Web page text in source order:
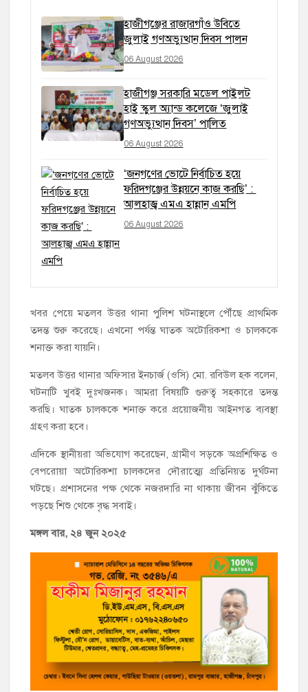
হাজীগঞ্জের রাজারগাঁও উবিতে
জুলাই গণঅভ্যুত্থান দিবস পালন
06 August 2026
হাজীগঞ্জ সরকারি মডেল পাইলট
হাই স্কুল অ্যান্ড কলেজে ‘জুলাই
গণঅভ্যুত্থান দিবস’ পালিত
06 August 2026
‘জনগণের ভোটে নির্বাচিত হয়ে
ফরিদগঞ্জের উন্নয়নে কাজ করছি’ :
আলহাজ্ব এমএ হান্নান এমপি
06 August 2026
খবর পেয়ে মতলব উত্তর থানা পুলিশ ঘটনাস্থলে পৌঁছে প্রাথমিক
তদন্ত শুরু করেছে। এখনো পর্যন্ত ঘাতক অটোরিকশা ও চালককে
শনাক্ত করা যায়নি।
মতলব উত্তর থানার অফিসার ইনচার্জ (ওসি) মো. রবিউল হক বলেন,
ঘটনাটি খুবই দুঃখজনক। আমরা বিষয়টি গুরুত্ব সহকারে তদন্ত
করছি। ঘাতক চালককে শনাক্ত করে প্রয়োজনীয় আইনগত ব্যবস্থা
গ্রহণ করা হবে।
এদিকে স্থানীয়রা অভিযোগ করেছেন, গ্রামীণ সড়কে অপ্রশিক্ষিত ও
বেপরোয়া অটোরিকশা চালকদের দৌরাত্ম্যে প্রতিনিয়ত দুর্ঘটনা
ঘটছে। প্রশাসনের পক্ষ থেকে নজরদারি না থাকায় জীবন ঝুঁকিতে
পড়ছে শিশু থেকে বৃদ্ধ সবাই।
মঙ্গল বার, ২৪ জুন ২০২৫